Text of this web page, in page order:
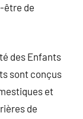
être de
des Enfants
sont conçus
et
de